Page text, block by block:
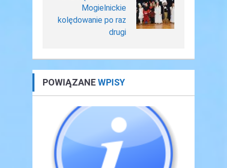
Mogielnickie
kolędowanie po raz
drugi
POWIĄZANEWPISY